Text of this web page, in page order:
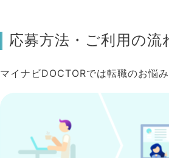
応募方法・ご利用の流
マイナビDOCTORでは転職のお悩